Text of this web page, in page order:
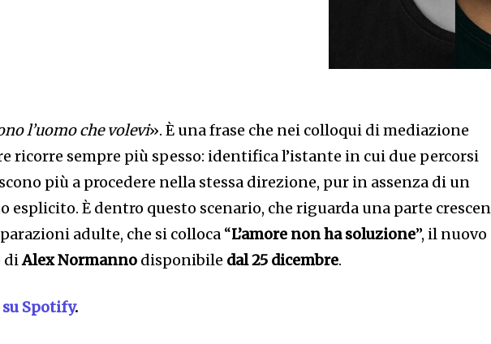
l’uomo che volevi». È una frase che nei colloqui di mediazione
ricorre sempre più spesso: identifica l’istante in cui due percorsi
più a procedere nella stessa direzione, pur in assenza di un
esplicito. È dentro questo scenario, che riguarda una parte
adulte, che si colloca “L’amore non ha soluzione”, il nuovo
diAlex Normanno disponibile dal 25 dicembre.
Spotify.